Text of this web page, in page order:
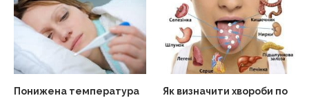
Понижена температура
Як визначити хвороби по